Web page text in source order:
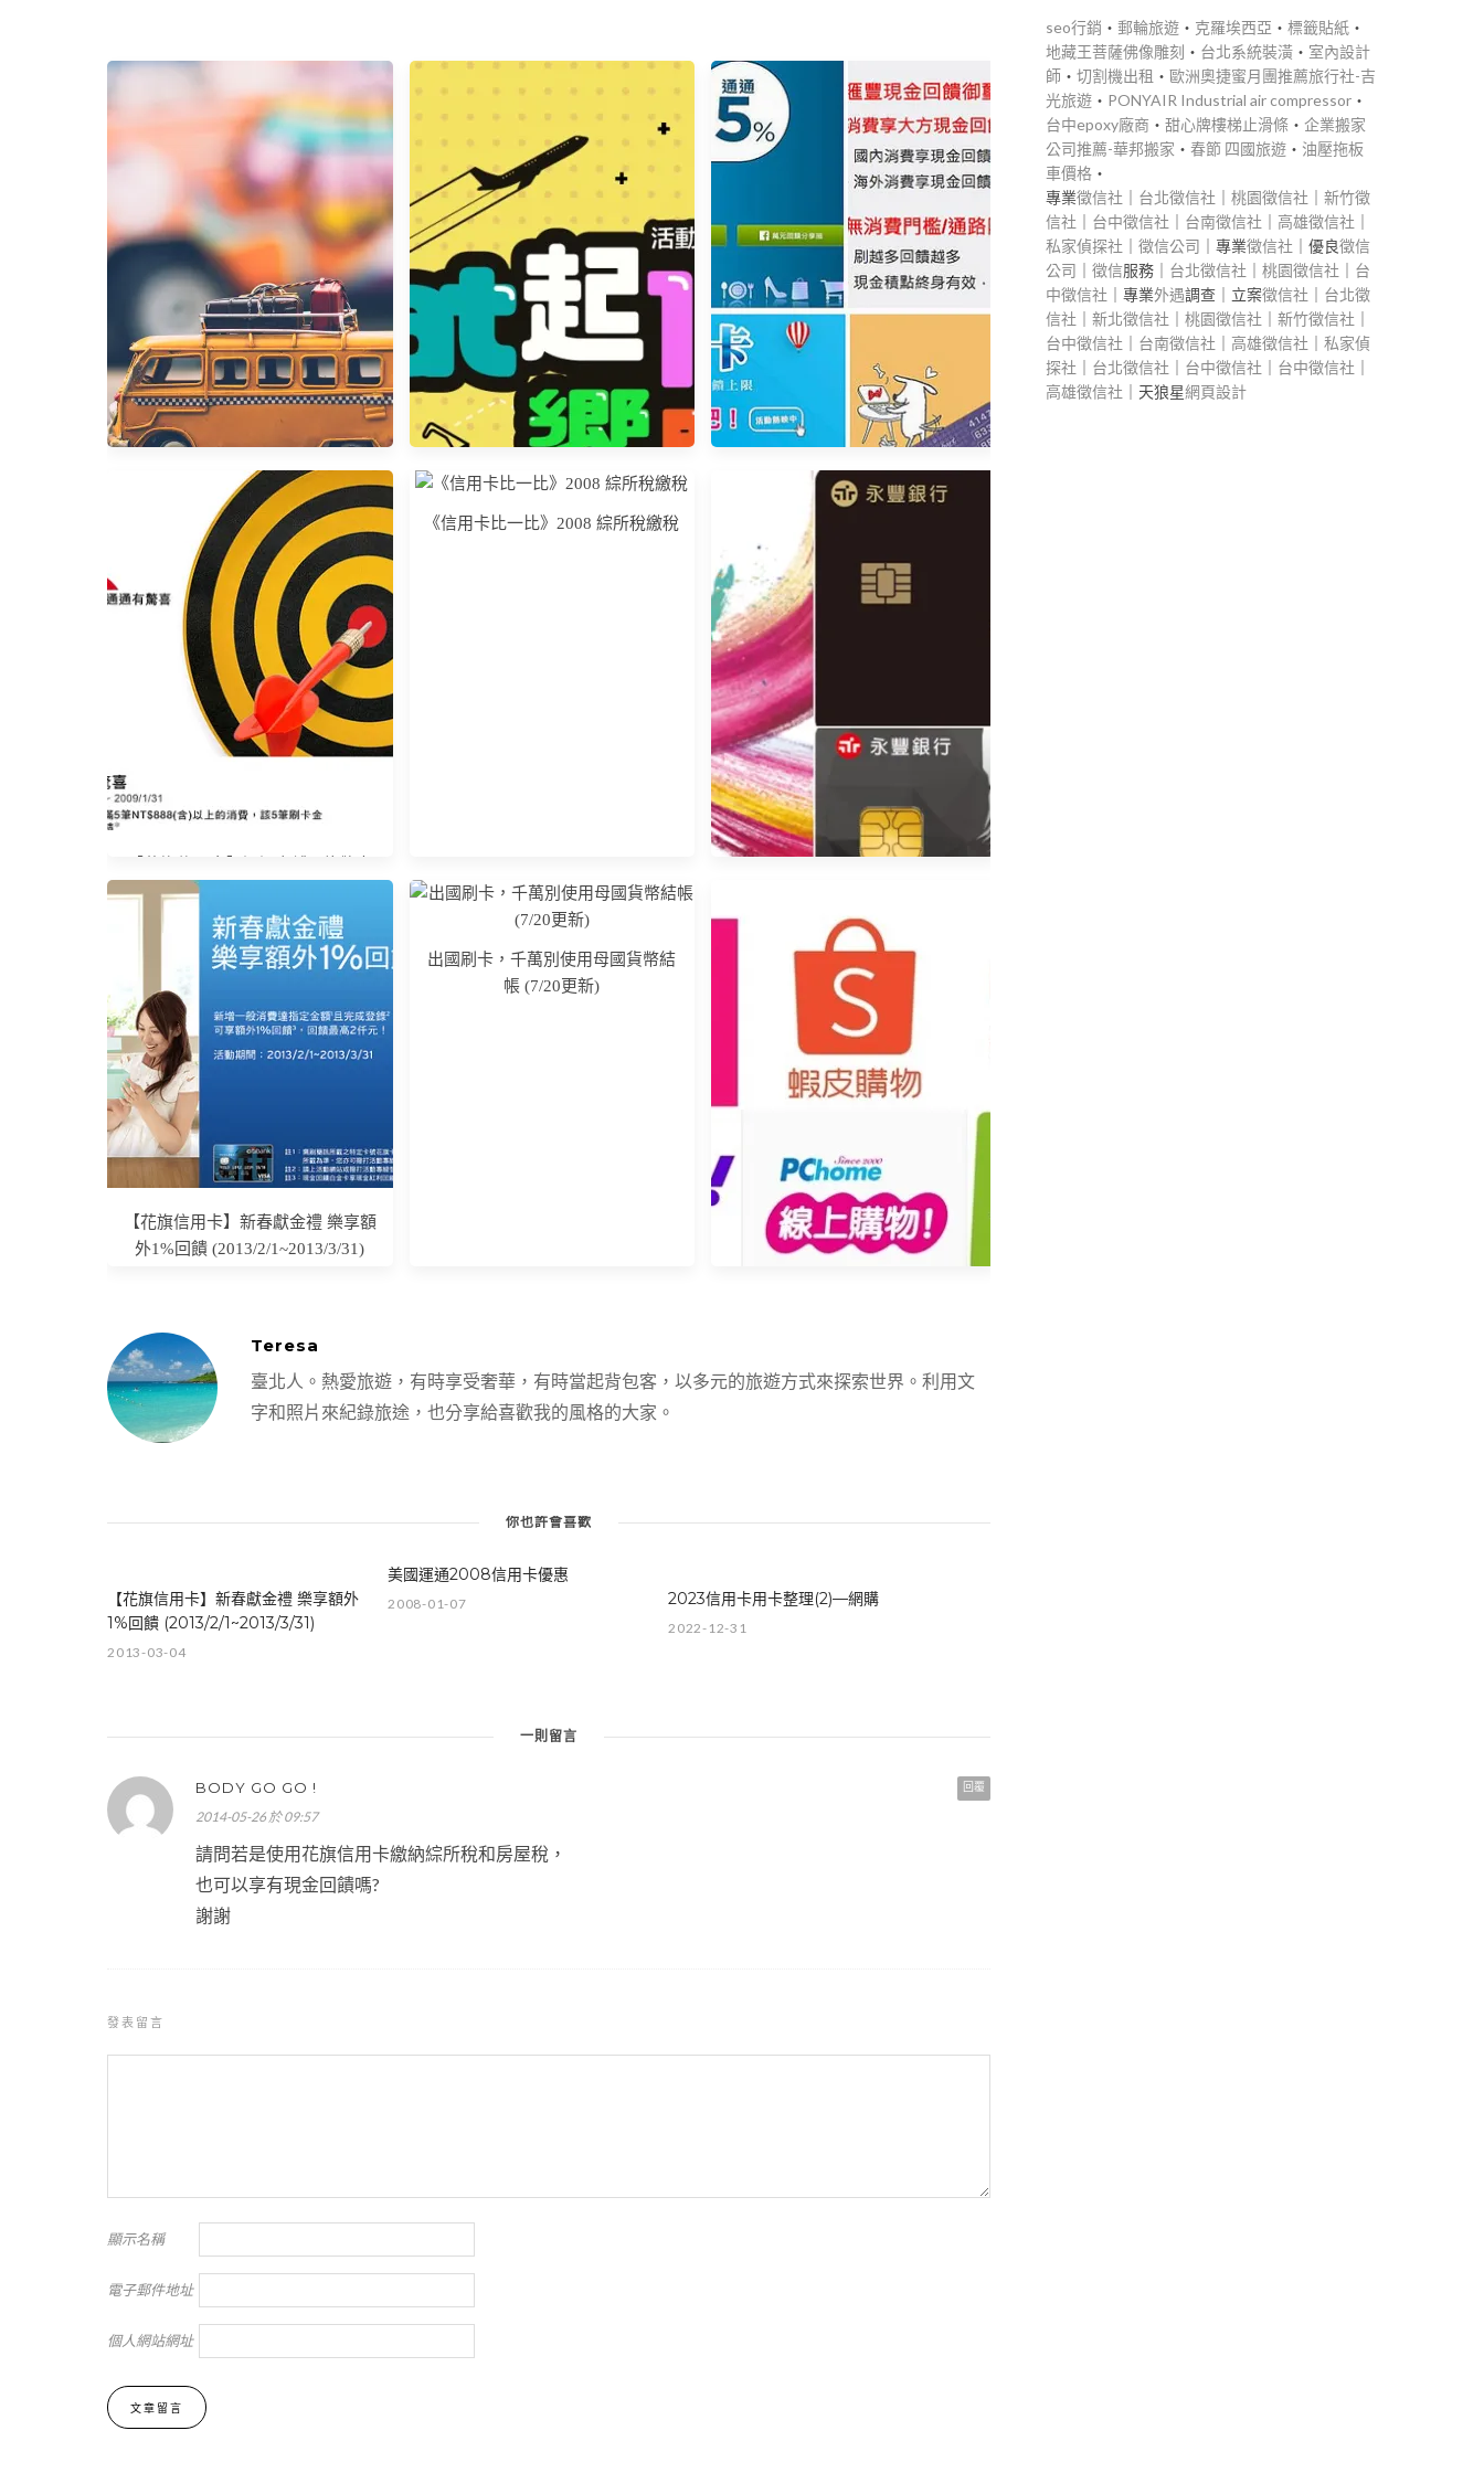
荷蘭信用卡優惠
《信用卡比一比》現金回饋，匯
豐、元大，精選11張現金回饋信用
(12/22 update)
《信用卡比一比》2008 綜所稅繳稅
《我的常用信用卡》永豐銀行。
Sport/大戶/幣倍卡
【花旗信用卡】新春獻金禮 樂享額
外1%回饋 (2013/2/1~2013/3/31)
出國刷卡，千萬別使用母國貨幣結
帳 (7/20更新)
2023信用卡用卡整理(2)—網購
Teresa
臺北人。熱愛旅遊，有時享受奢華，有時當起背包客，以多元的旅遊方式來探索世界。利用文
字和照片來紀錄旅途，也分享給喜歡我的風格的大家。
你也許會喜歡
【花旗信用卡】新春獻金禮 樂享額外
1%回饋 (2013/2/1~2013/3/31)
2013-03-04
美國運通2008信用卡優惠
2008-01-07 2023信用卡用卡整理(2)—網購
2022-12-31
一則留言
回覆
BODY GO GO !
2014-05-26 於 09:57
請問若是使用花旗信用卡繳納綜所稅和房屋稅，
也可以享有現金回饋嗎?
謝謝
發表留言
顯示名稱
電子郵件地址
個人網站網址
seo行銷 ‧ 郵輪旅遊 ‧ 克羅埃西亞 ‧ 標籤貼紙 ‧
地藏王菩薩佛像雕刻 ‧ 台北系統裝潢 ‧ 室內設計
師 ‧ 切割機出租 ‧ 歐洲奧捷蜜月團推薦旅行社-吉
光旅遊 ‧ PONYAIR Industrial air compressor ‧
台中epoxy廠商 ‧ 甜心牌樓梯止滑條 ‧ 企業搬家
公司推薦-華邦搬家 ‧ 春節 四國旅遊 ‧ 油壓拖板
車價格 ‧
專業徵信社 台北徵信社 桃園徵信社
新竹徵
信社
台中徵信社 台南徵信社 高雄徵信社
私家偵探社
徵信公司 ｜專業徵信社 ｜優良徵信
公司
徵信服務｜ 台北徵信社 桃園徵信社
台
中徵信社 ｜專業外遇調查｜立案徵信社
台北徵
信社
新北徵信社 桃園徵信社 新竹徵信社
台中徵信社
台南徵信社 高雄徵信社
私家偵
探社
台北徵信社 台中徵信社 台中徵信社
高雄徵信社 ｜天狼星網頁設計